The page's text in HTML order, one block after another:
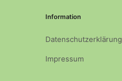
Information
Datenschutzerklärung
Impressum